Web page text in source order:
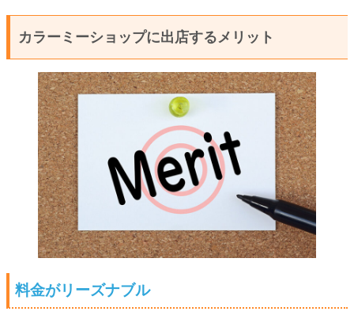
カラーミーショップに出店するメリット
料金がリーズナブル